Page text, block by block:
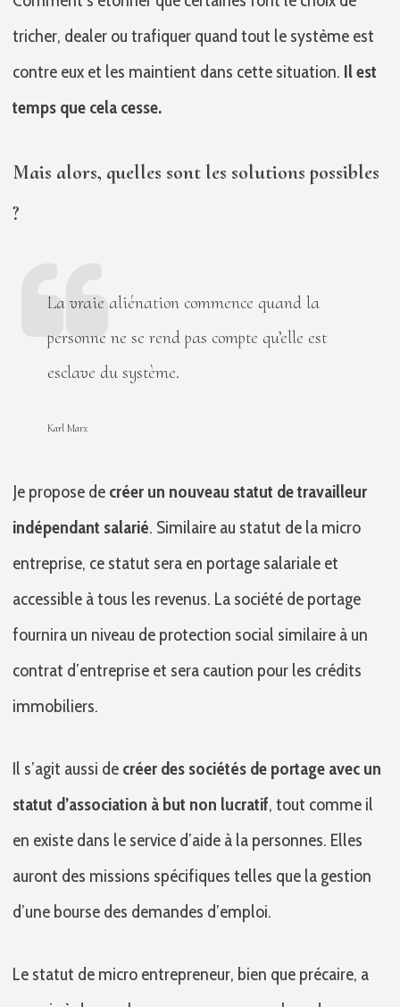
tricher, dealer ou trafiquer quand tout le système est
contre eux et les maintient dans cette situation. Il est
temps que cela cesse.
Mais alors, quelles sont les solutions possibles
?
La vraie aliénation commence quand la
personne ne se rend pas compte qu’elle est
esclave du système.
Karl Marx
Je propose de créer un nouveau statut de travailleur
indépendant salarié. Similaire au statut de la micro
entreprise, ce statut sera en portage salariale et
accessible à tous les revenus. La société de portage
fournira un niveau de protection social similaire à un
contrat d’entreprise et sera caution pour les crédits
immobiliers.
Il s’agit aussi de créer des sociétés de portage avec un
statut d’association à but non lucratif, tout comme il
en existe dans le service d’aide à la personnes. Elles
auront des missions spécifiques telles que la gestion
d’une bourse des demandes d’emploi.
Le statut de micro entrepreneur, bien que précaire, a